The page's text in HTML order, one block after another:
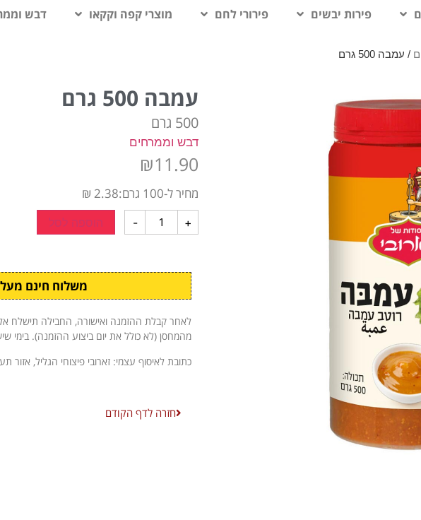
פירות יבשים פירורי לחם מוצרי קפה וקקאו דבש
/ עמבה 500 גרם
עמבה 500 גרם
500 גרם
דבש וממרחים
₪11.90
מחיר ל-100 גרם:2.38 ₪
- + הוספה לסל
משלוח חינם מעל ₪299.00
מהמחסן (לא כולל את יום ביצוע ההזמנה). בימי
כתובת לאיסוף עצמי: זארובי פיצוחי הגליל, אזור
חזרה לדף הקודם